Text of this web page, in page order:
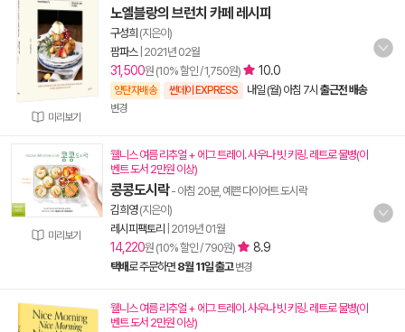
미리보기
노엘블랑의 브런치 카페 레시피
구성희 (지은이)
팜파스| 2021년 02월
31,500원 (10% 할인 / 1,750원) 10.0
양탄자배송 썬데이 EXPRESS 내일 (월) 아침 7시 출근전 배송
변경
미리보기
웰니스 여름 리추얼 + 에그 트레이. 사우나 빗 키링. 레트로 물병(이
벤트 도서 2만원 이상)
콩콩도시락- 아침 20분, 예쁜 다이어트 도시락
김희영(지은이)
레시피팩토리
2019년 01월
14,220원 (10% 할인 / 790원) 8.9
택배로 주문하면 8월 11일 출고 변경
웰니스 여름 리추얼 + 에그 트레이. 사우나 빗 키링. 레트로 물병(이
벤트 도서 2만원 이상)